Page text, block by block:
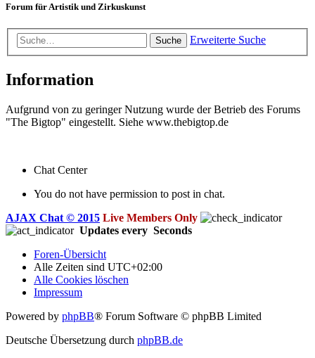
Forum für Artistik und Zirkuskunst
Suche Erweiterte Suche
Information
Aufgrund von zu geringer Nutzung wurde der Betrieb des Forums
"The Bigtop" eingestellt. Siehe www.thebigtop.de
Chat Center
You do not have permission to post in chat.
AJAX Chat © 2015 Live Members Only
Updates every Seconds
Foren-Übersicht
Alle Zeiten sind UTC+02:00
Alle Cookies löschen
Impressum
Powered by phpBB® Forum Software © phpBB Limited
Deutsche Übersetzung durch phpBB.de